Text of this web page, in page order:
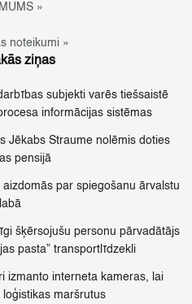
»
noteikumi »
ziņas
subjekti varēs tiešsaistē
informācijas sistēmas
Jēkabs Straume nolēmis doties
pensijā
par spiegošanu ārvalstu
labā
šķērsojušu personu pārvadātājs
pasta” transportlīdzekli
izmanto interneta kameras, lai
loģistikas maršrutus